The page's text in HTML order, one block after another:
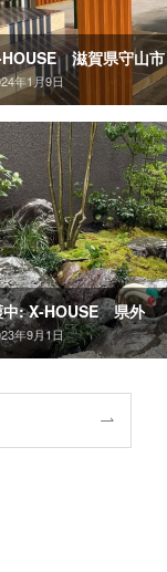
滋賀県守山市
年1月9日
中: X-HOUSE 県外
年9月1日